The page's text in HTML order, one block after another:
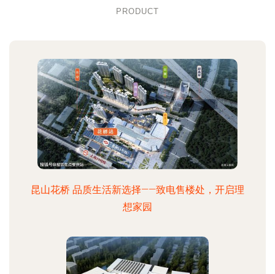
PRODUCT
昆山花桥 品质生活新选择——致电售楼处，开启理
想家园